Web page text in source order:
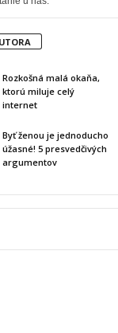
Rozkošná malá okaňa,
ktorú miluje celý
internet
Byť ženou je jednoducho
úžasné! 5 presvedčivých
argumentov